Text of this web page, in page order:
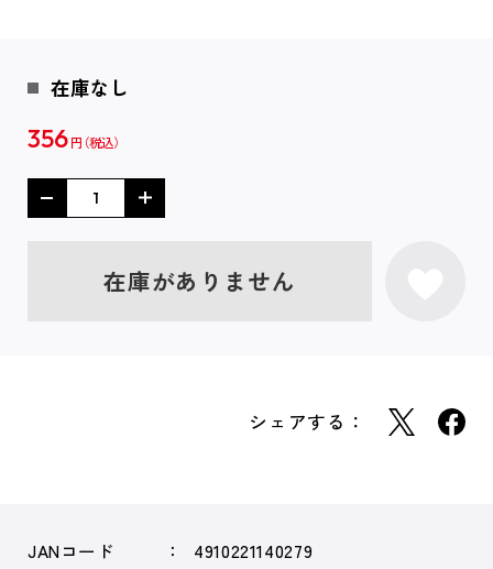
在庫なし
356 円
在庫がありません
シェアする：
JANコード
4910221140279